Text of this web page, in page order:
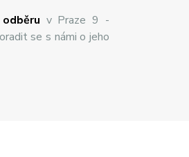
v Praze 9 -
se s námi o jeho